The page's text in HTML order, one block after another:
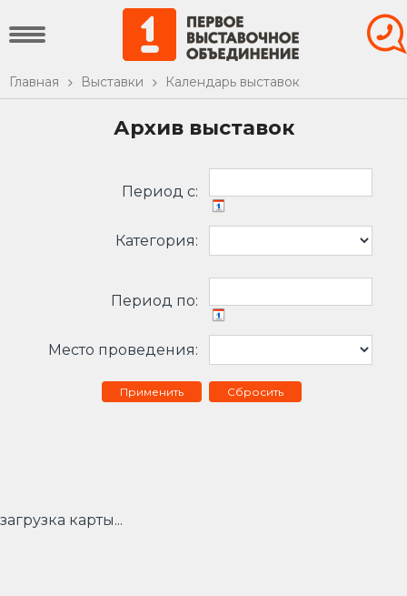
Главная Выставки Календарь выставок
Архив выставок
Период c:
Категория:
Период по:
Место проведения:
Сбросить
загрузка карты...